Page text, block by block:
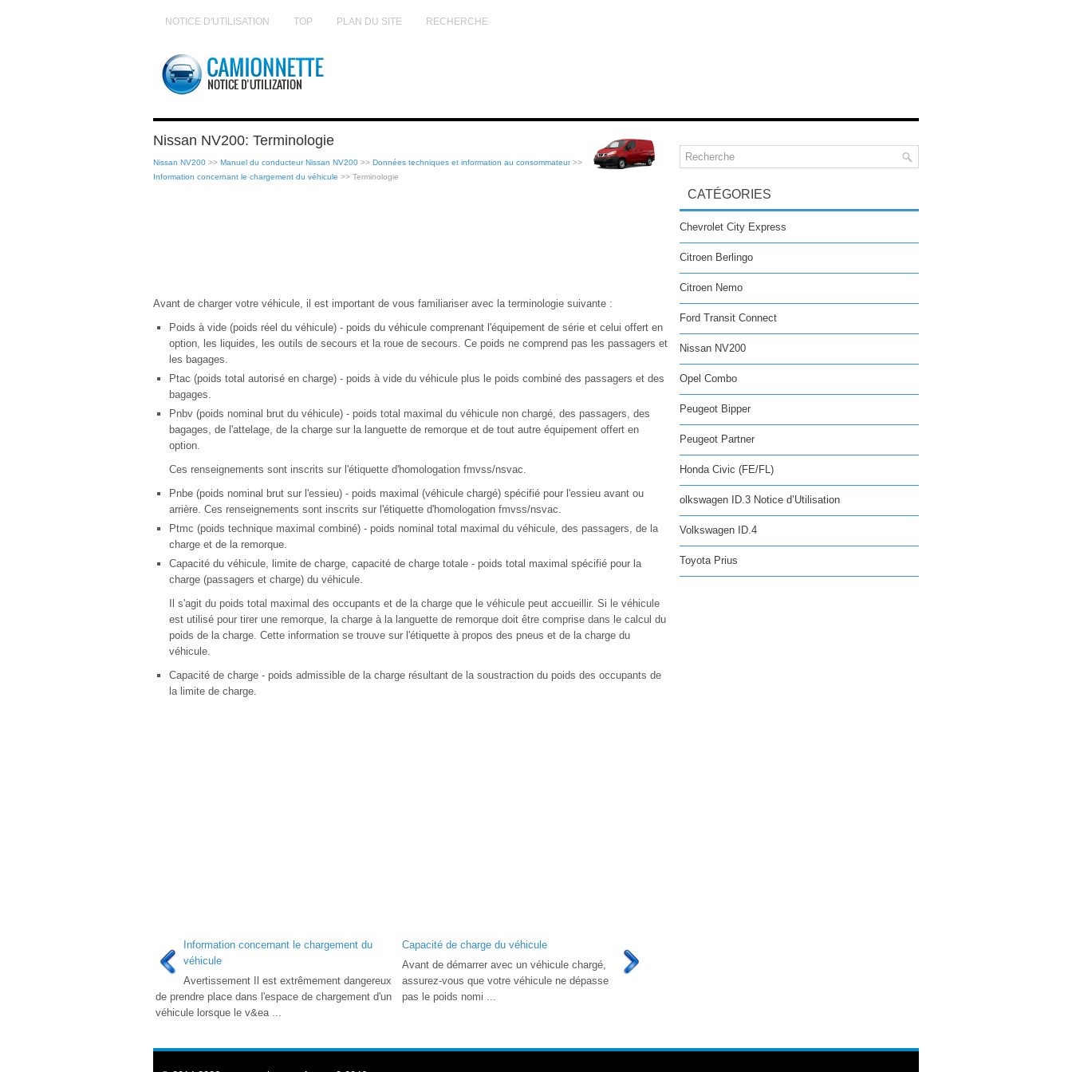
NOTICE D'UTILISATION TOP PLAN DU SITE RECHERCHE
Nissan NV200: Terminologie
Nissan NV200 >> Manuel du conducteur Nissan NV200 >> Données techniques et information au consommateur>>
Information concernant le chargement du véhicule >> Terminologie
Avant de charger votre véhicule, il est important de vous familiariser avec la terminologie suivante :
Poids à vide (poids réel du véhicule) - poids du véhicule comprenant l'équipement de série et celui offert en
option, les liquides, les outils de secours et la roue de secours. Ce poids ne comprend pas les passagers et
les bagages.
Ptac (poids total autorisé en charge) - poids à vide du véhicule plus le poids combiné des passagers et des
bagages.
Pnbv (poids nominal brut du véhicule) - poids total maximal du véhicule non chargé, des passagers, des
bagages, de l'attelage, de la charge sur la languette de remorque et de tout autre équipement offert en
option.
Ces renseignements sont inscrits sur l'étiquette d'homologation fmvss/nsvac.
Pnbe (poids nominal brut sur l'essieu) - poids maximal (véhicule chargé) spécifié pour l'essieu avant ou
arrière. Ces renseignements sont inscrits sur l'étiquette d'homologation fmvss/nsvac.
Ptmc (poids technique maximal combiné) - poids nominal total maximal du véhicule, des passagers, de la
charge et de la remorque.
Capacité du véhicule, limite de charge, capacité de charge totale - poids total maximal spécifié pour la
charge (passagers et charge) du véhicule.
Il s'agit du poids total maximal des occupants et de la charge que le véhicule peut accueillir. Si le véhicule
est utilisé pour tirer une remorque, la charge à la languette de remorque doit être comprise dans le calcul du
poids de la charge. Cette information se trouve sur l'étiquette à propos des pneus et de la charge du
véhicule.
Capacité de charge - poids admissible de la charge résultant de la soustraction du poids des occupants de
la limite de charge.
Information concernant le chargement du
véhicule
Avertissement Il est extrêmement dangereux
de prendre place dans l'espace de chargement d'un
véhicule lorsque le v&ea ...
Capacité de charge du véhicule
Avant de démarrer avec un véhicule chargé,
assurez-vous que votre véhicule ne dépasse
pas le poids nomi ...
CATÉGORIES
Chevrolet City Express
Citroen Berlingo
Citroen Nemo
Ford Transit Connect
Nissan NV200
Opel Combo
Peugeot Bipper
Peugeot Partner
Honda Civic (FE/FL)
olkswagen ID.3 Notice d’Utilisation
Volkswagen ID.4
Toyota Prius